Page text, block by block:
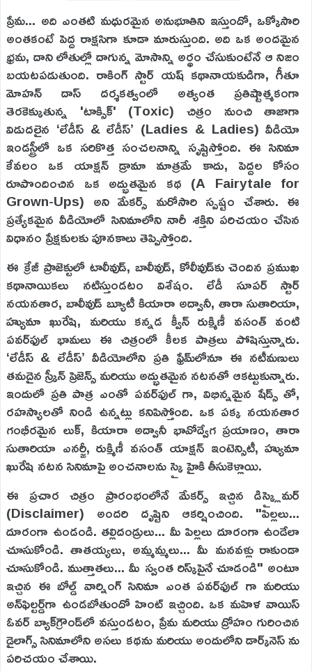
ప్రేమ... అది ఎంతటి మధురమైన అనుభూతిని ఇస్తుందో, ఒక్కోసారి
అంతకంటే పెద్ద రాక్షసిగా కూడా మారుస్తుంది. అది ఒక అందమైన
భ్రమ, దాని లోతుల్లో దాగున్న మోసాన్ని అర్థం చేసుకుంటేనే ఆ నిజం
బయటపడుతుంది. రాకింగ్ స్టార్ యష్ కథానాయకుడిగా, గీతూ
మోహన్ దాస్ దర్శకత్వంలో అత్యంత ప్రతిష్టాత్మకంగా
తెరకెక్కుతున్న 'టాక్సిక్' (Toxic) చిత్రం నుంచి తాజాగా
విడుదలైన ‘లేడీస్ & లేడీస్’ (Ladies & Ladies) వీడియో
ఇండస్ట్రీలో ఒక సరికొత్త సంచలనాన్ని సృష్టిస్తోంది. ఈ సినిమా
కేవలం ఒక యాక్షన్ డ్రామా మాత్రమే కాదు, పెద్దల కోసం
రూపొందించిన ఒక అద్భుతమైన కథ (A Fairytale for
Grown-Ups) అని మేకర్స్ మరోసారి స్పష్టం చేశారు. ఈ
ప్రత్యేకమైన వీడియోలో సినిమాలోని నారీ శక్తిని పరిచయం చేసిన
విధానం ప్రేక్షకులకు పూనకాలు తెప్పిస్తోంది.
ఈ క్రేజీ ప్రాజెక్టులో టాలీవుడ్, బాలీవుడ్, కోలీవుడ్‌కు చెందిన ప్రముఖ
కథానాయికలు నటిస్తుండటం విశేషం. లేడీ సూపర్ స్టార్
నయనతార, బాలీవుడ్ బ్యూటీ కియారా అద్వానీ, తారా సుతారియా,
హ్యుమా ఖురేషి, మరియు కన్నడ క్వీన్ రుక్మిణీ వసంత్ వంటి
పవర్‌ఫుల్ భామలు ఈ చిత్రంలో కీలక పాత్రలు పోషిస్తున్నారు.
‘లేడీస్ & లేడీస్’ వీడియోలోని ప్రతి ఫ్రేమ్‌లోనూ ఈ నటీమణులు
తమదైన స్క్రీన్ ప్రెజెన్స్ మరియు అద్భుతమైన నటనతో ఆకట్టుకున్నారు.
ఇందులో ప్రతి పాత్ర ఎంతో పవర్‌ఫుల్ గా, విభిన్నమైన షేడ్స్ తో,
రహస్యాలతో నిండి ఉన్నట్లు కనిపిస్తోంది. ఒక పక్క నయనతార
గంభీరమైన లుక్, కియారా అద్వానీ భావోద్వేగ ప్రయాణం, తారా
సుతారియా ఎనర్జీ, రుక్మిణీ వసంత్ యాక్షన్ ఇంటెన్సిటీ, హ్యుమా
ఖురేషి నటన సినిమాపై అంచనాలను స్కై హైకి తీసుకెళ్లాయి.
ఈ ప్రచార చిత్రం ప్రారంభంలోనే మేకర్స్ ఇచ్చిన డిస్క్లైమర్
(Disclaimer) అందరి దృష్టిని ఆకర్షించింది. "పిల్లలు...
దూరంగా ఉండండి. తల్లిదండ్రులు... మీ పిల్లలు దూరంగా ఉండేలా
చూసుకోండి. తాతయ్యలు, అమ్మమ్మలు... మీ మనవళ్లు రాకుండా
చూసుకోండి. ముత్తాతలు... మీ స్వంత రిస్క్‌పైనే చూడండి" అంటూ
ఇచ్చిన ఈ బోల్డ్ వార్నింగ్ సినిమా ఎంత పవర్‌ఫుల్ గా మరియు
అన్‌ఫిల్టర్డ్‌గా ఉండబోతుందో హింట్ ఇచ్చింది. ఒక మహిళ వాయిస్
ఓవర్ బ్యాక్‌గ్రౌండ్‌లో వస్తుండటం, ప్రేమ మరియు ద్రోహం గురించిన
డైలాగ్స్ సినిమాలోని అసలు కథను మరియు అందులోని డార్క్‌నెస్ ను
పరిచయం చేశాయి.